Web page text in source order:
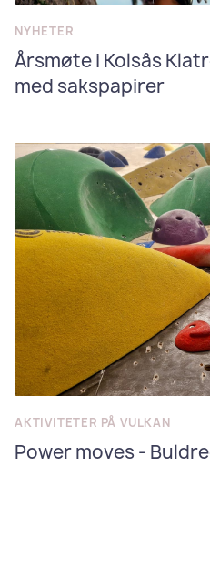
NYHETER
Årsmøte i Kolsås
med sakspapirer
AKTIVITETER PÅ VULKAN
Power moves -